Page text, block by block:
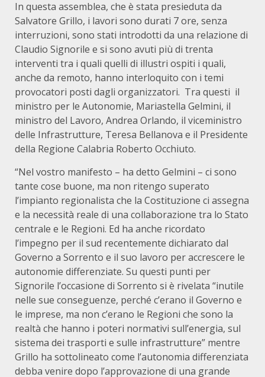
In questa assemblea, che è stata presieduta da
Salvatore Grillo, i lavori sono durati 7 ore, senza
interruzioni, sono stati introdotti da una relazione di
Claudio Signorile e si sono avuti più di trenta
interventi tra i quali quelli di illustri ospiti i quali,
anche da remoto, hanno interloquito con i temi
provocatori posti dagli organizzatori. Tra questi il
ministro per le Autonomie, Mariastella Gelmini, il
ministro del Lavoro, Andrea Orlando, il viceministro
delle Infrastrutture, Teresa Bellanova e il Presidente
della Regione Calabria Roberto Occhiuto.
“Nel vostro manifesto – ha detto Gelmini – ci sono
tante cose buone, ma non ritengo superato
l’impianto regionalista che la Costituzione ci assegna
e la necessità reale di una collaborazione tra lo Stato
centrale e le Regioni. Ed ha anche ricordato
l’impegno per il sud recentemente dichiarato dal
Governo a Sorrento e il suo lavoro per accrescere le
autonomie differenziate. Su questi punti per
Signorile l’occasione di Sorrento si è rivelata “inutile
nelle sue conseguenze, perché c’erano il Governo e
le imprese, ma non c’erano le Regioni che sono la
realtà che hanno i poteri normativi sull’energia, sul
sistema dei trasporti e sulle infrastrutture” mentre
Grillo ha sottolineato come l’autonomia differenziata
debba venire dopo l’approvazione di una grande